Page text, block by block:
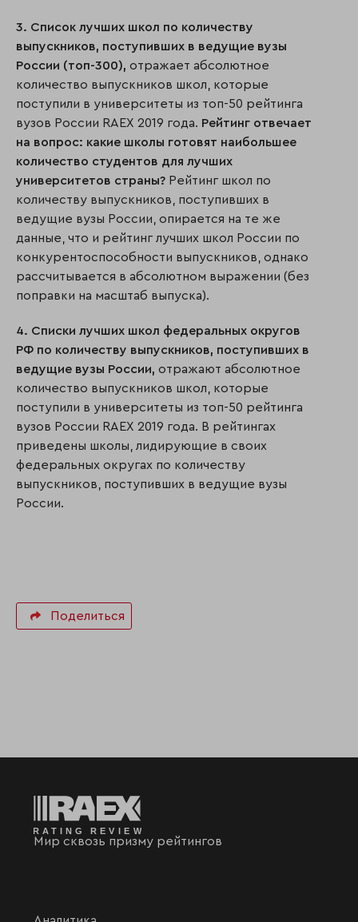
3. Список лучших школ по количеству
выпускников, поступивших в ведущие вузы
России (топ-300), отражает абсолютное
количество выпускников школ, которые
поступили в университеты из топ-50 рейтинга
вузов России RAEX 2019 года. Рейтинг отвечает
на вопрос: какие школы готовят наибольшее
количество студентов для лучших
университетов страны? Рейтинг школ по
количеству выпускников, поступивших в
ведущие вузы России, опирается на те же
данные, что и рейтинг лучших школ России по
конкурентоспособности выпускников, однако
рассчитывается в абсолютном выражении (без
поправки на масштаб выпуска).
4. Списки лучших школ федеральных округов
РФ по количеству выпускников, поступивших в
ведущие вузы России, отражают абсолютное
количество выпускников школ, которые
поступили в университеты из топ-50 рейтинга
вузов России RAEX 2019 года. В рейтингах
приведены школы, лидирующие в своих
федеральных округах по количеству
выпускников, поступивших в ведущие вузы
России.
Поделиться
Мир сквозь призму рейтингов